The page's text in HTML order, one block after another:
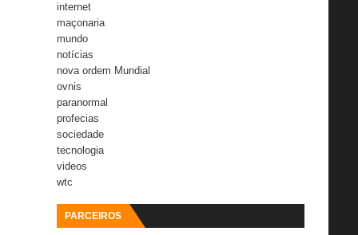
internet
maçonaria
mundo
notícias
nova ordem Mundial
ovnis
paranormal
profecias
sociedade
tecnologia
videos
wtc
PARCEIROS